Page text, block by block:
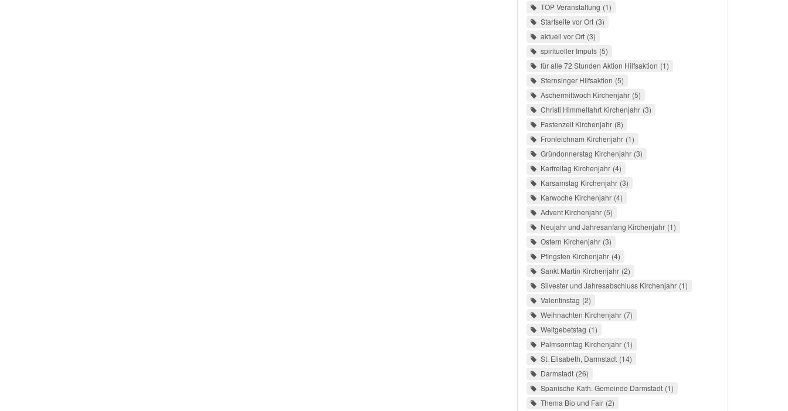
TOP Veranstaltung 1
Startseite vor Ort 3
aktuell vor Ort 3
spiritueller Impuls 5
für alle 72 Stunden Aktion Hilfsaktion 1
Sternsinger Hilfsaktion 5
Aschermittwoch Kirchenjahr 5
Christi Himmelfahrt Kirchenjahr 3
Fastenzeit Kirchenjahr 8
Fronleichnam Kirchenjahr 1
Gründonnerstag Kirchenjahr 3
Karfreitag Kirchenjahr 4
Karsamstag Kirchenjahr 3
Karwoche Kirchenjahr 4
Advent Kirchenjahr 5
Neujahr und Jahresanfang Kirchenjahr 1
Ostern Kirchenjahr 3
Pfingsten Kirchenjahr 4
Sankt Martin Kirchenjahr 2
Silvester und Jahresabschluss Kirchenjahr 1
Valentinstag 2
Weihnachten Kirchenjahr 7
Weltgebetstag 1
Palmsonntag Kirchenjahr 1
St. Elisabeth, Darmstadt 14
Darmstadt 26
Spanische Kath. Gemeinde Darmstadt 1
Thema Bio und Fair 2